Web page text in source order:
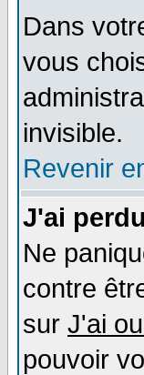
Dans
vous
invisible.
Revenir
J'ai
Ne
contre
sur J'ai
pouvoir